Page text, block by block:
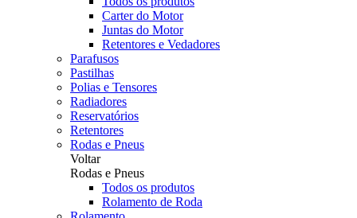
Carter do Motor
Juntas do Motor
Retentores e Vedadores
Parafusos
Pastilhas
Polias e Tensores
Radiadores
Reservatórios
Retentores
Rodas e Pneus
Voltar
Rodas e Pneus
Todos os produtos
Rolamento de Roda